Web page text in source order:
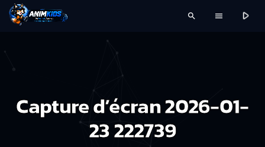
search menu play_arrow
Capture d’écran 2026-01-
23 222739